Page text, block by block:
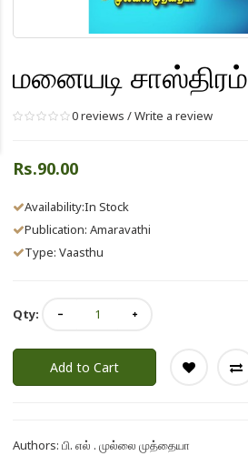
மனையடி சாஸ்திரம்
0 reviews /Write a review
Rs.90.00
Availability:In Stock
Publication: Amaravathi
Type: Vaasthu
Qty:
Add to Cart
Authors: பி. எல் . முல்லை முத்தையா